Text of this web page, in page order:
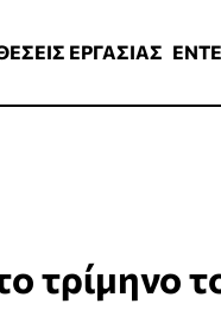
ΕΡΓΑΣΙΑΣ
τρίμηνο